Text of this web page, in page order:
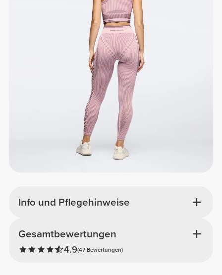
Info und Pflegehinweise
Gesamtbewertungen
4.9(47 Bewertungen)